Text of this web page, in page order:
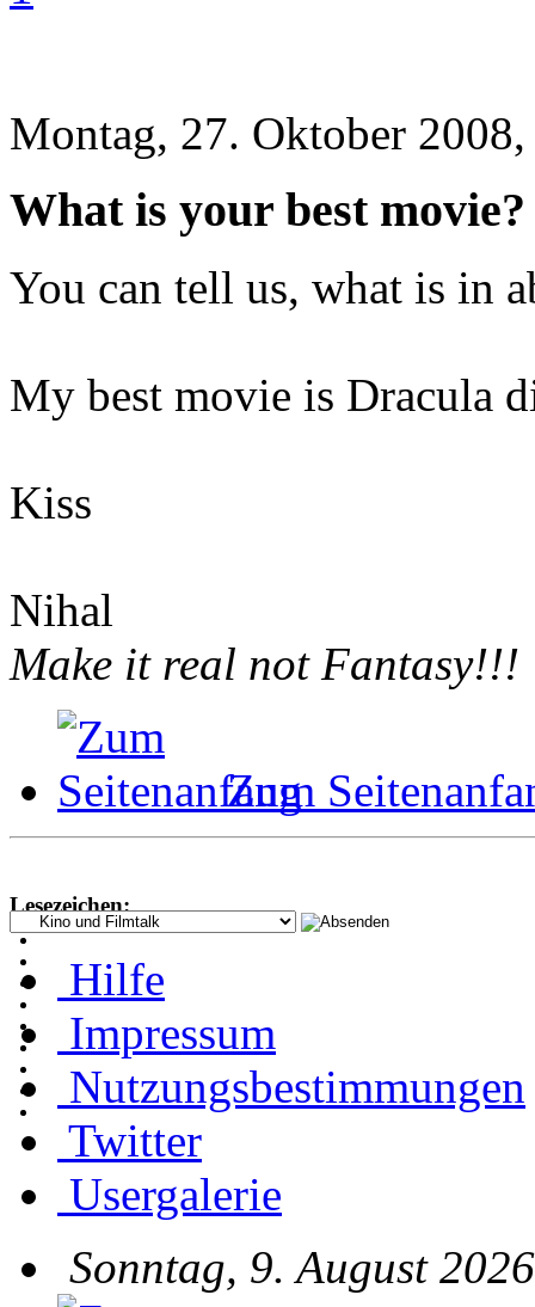
Montag, 27. Oktober
What is your best movie?
You can tell us, what is in
My best movie is Dracula
Kiss
Nihal
Make it real not Fantasy!!!
Zum
Lesezeichen:
Hilfe
Impressum
Nutzungsbestimmungen
Twitter
Usergalerie
Sonntag, 9. August